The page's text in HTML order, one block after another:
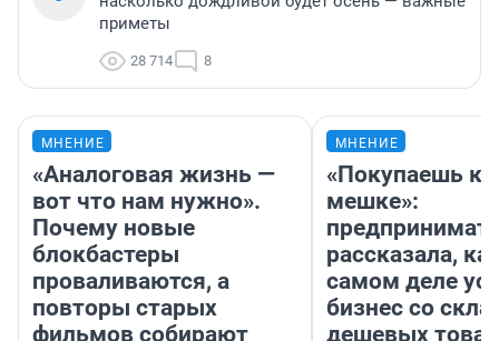
приметы
28 714 8
МНЕНИЕ
«Аналоговая жизнь —
вот что нам нужно».
Почему новые
блокбастеры
проваливаются, а
повторы старых
фильмов собирают
МНЕНИЕ
«Покупаешь
мешке»:
рассказала,
самом деле
бизнес со
дешевых